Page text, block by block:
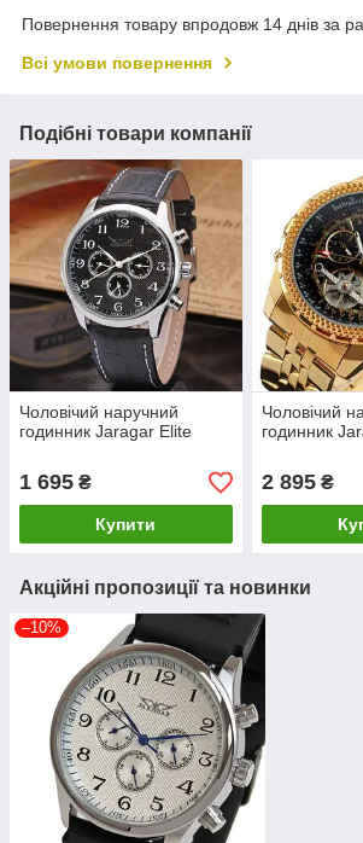
Повернення товару впродовж 14 днів за
Всі умови повернення
Подібні товари компанії
Чоловічий наручний
годинник Jaragar Elite
1 695 ₴
Купити
Чоловічий
годинник
2 895₴
Акційні пропозиції та новинки
–10%